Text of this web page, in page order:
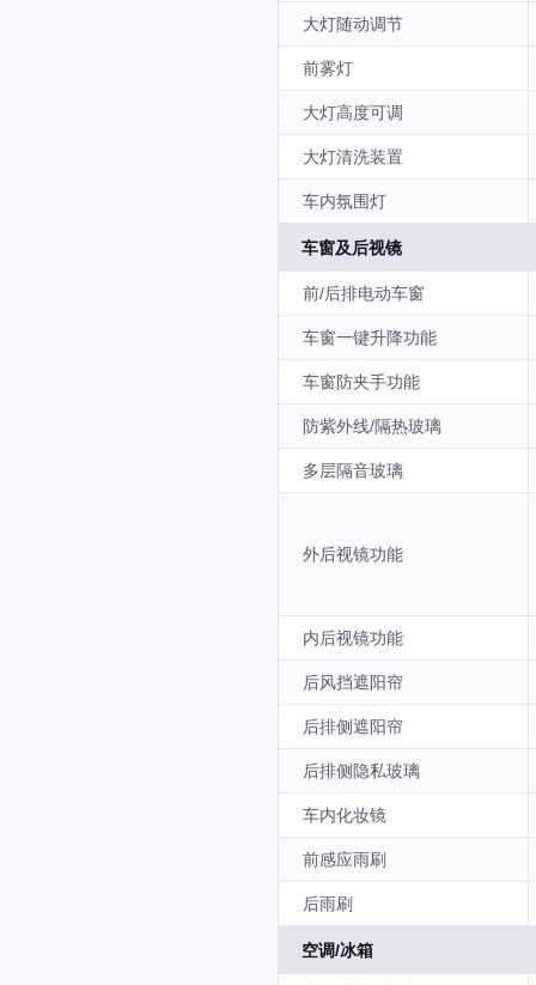
大灯随动调节
前雾灯
大灯高度可调
大灯清洗装置
车内氛围灯
车窗及后视镜
前/后排电动车窗
车窗一键升降功能
车窗防夹手功能
防紫外线/隔热玻璃
多层隔音玻璃
外后视镜功能
内后视镜功能
后风挡遮阳帘
后排侧遮阳帘
后排侧隐私玻璃
车内化妆镜
前感应雨刷
后雨刷
空调/冰箱